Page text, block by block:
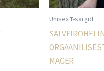
Unisex T-särgid
MÄGER